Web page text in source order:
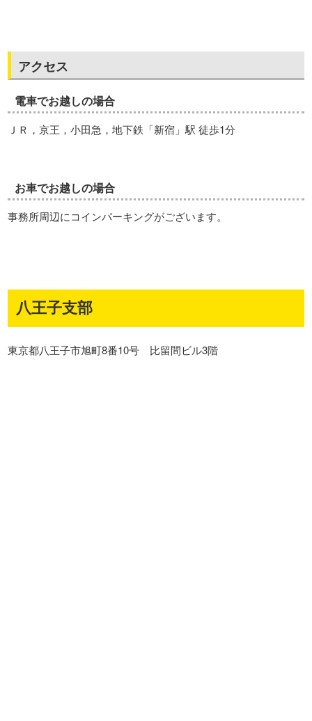
アクセス
電車でお越しの場合
ＪＲ，京王，小田急，地下鉄「新宿」駅 徒歩1分
お車でお越しの場合
事務所周辺にコインパーキングがございます。
八王子支部
東京都八王子市旭町8番10号 比留間ビル3階